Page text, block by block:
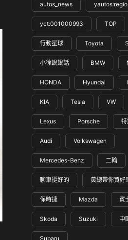
autos_news
yct:001000993 TOP
行動星球 Toyota
小徐說說話 BMW
HONDA Hyundai
KIA Tesla VW
Lexus Porsche
Audi Volkswagen
Mercedes-Benz 二輪
聊車挺好的 黃總帶你買好
保時捷 Mazda 賓
Skoda Suzuki 中
Subaru